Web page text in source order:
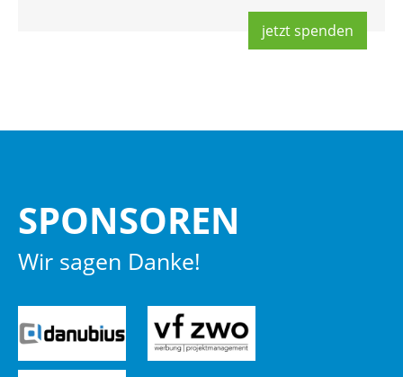
jetzt spen­den
SPON­SO­REN
Wir sagen Danke!